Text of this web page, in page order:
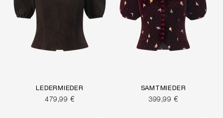
LEDERMIEDER
479,99 €
SAMTMIEDER
399,99 €